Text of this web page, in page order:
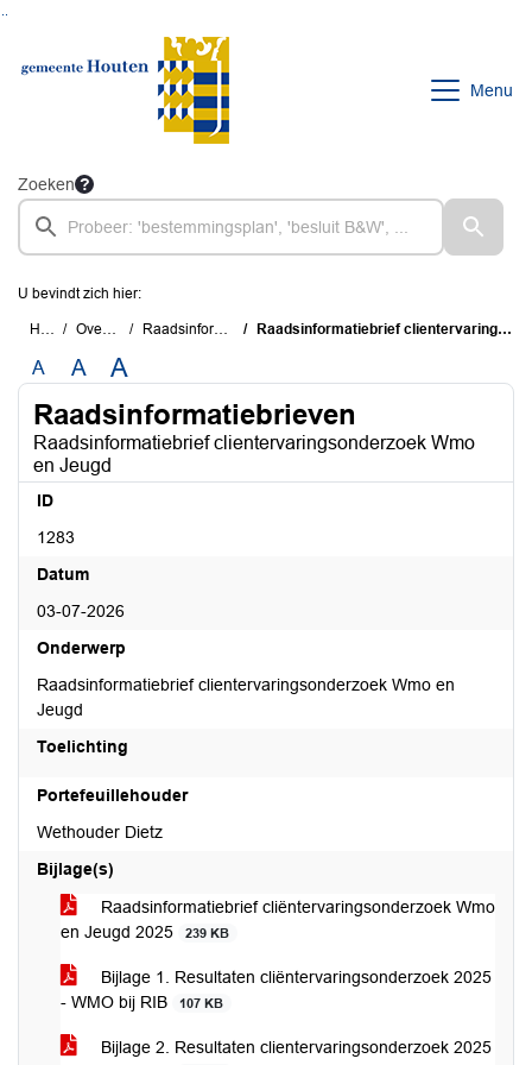
Menu
Zoeken
U bevindt zich hier:
Home Overzichten Raadsinformatiebrieven Raadsinformatiebrief clientervaringsonderzoek Wmo en Jeugd
A A A
Raadsinformatiebrieven
Raadsinformatiebrief clientervaringsonderzoek Wmo
en Jeugd
ID
1283
Datum
03-07-2026
Onderwerp
Raadsinformatiebrief clientervaringsonderzoek Wmo en
Jeugd
Toelichting
Portefeuillehouder
Wethouder Dietz
Bijlage(s)
Raadsinformatiebrief cliëntervaringsonderzoek Wmo
en Jeugd 2025
239 KB
Bijlage 1. Resultaten cliëntervaringsonderzoek 2025
- WMO bij RIB
107 KB
Bijlage 2. Resultaten clientervaringsonderzoek 2025